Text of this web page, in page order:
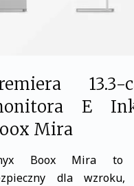
13.3-
E
Mira
Boox Mira to
dla wzroku,